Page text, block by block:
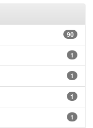
90
1
1
1
1